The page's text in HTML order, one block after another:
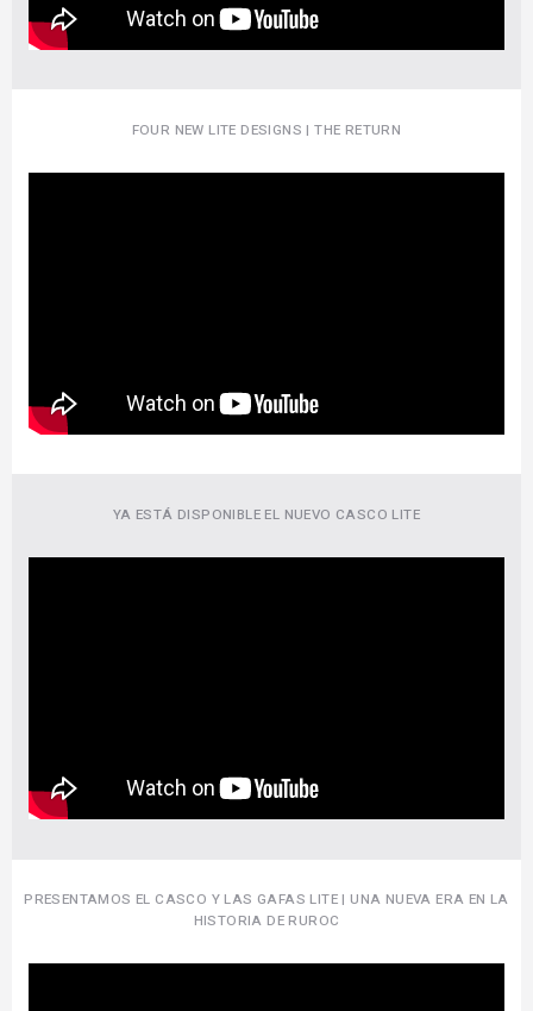
FOUR NEW LITE DESIGNS | THE RETURN
YA ESTÁ DISPONIBLE EL NUEVO CASCO LITE
PRESENTAMOS EL CASCO Y LAS GAFAS LITE | UNA NUEVA ERA EN LA
HISTORIA DE RUROC